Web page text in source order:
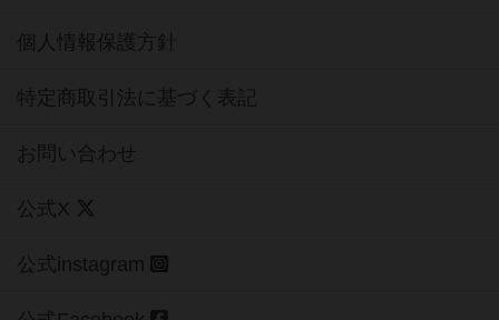
個人情報保護方針
特定商取引法に基づく表記
お問い合わせ
公式X
公式instagram